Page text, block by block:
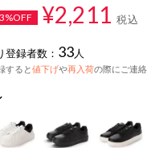
¥2,211 税込
登録者数： 33人
すると値下げや再入荷の際にご連